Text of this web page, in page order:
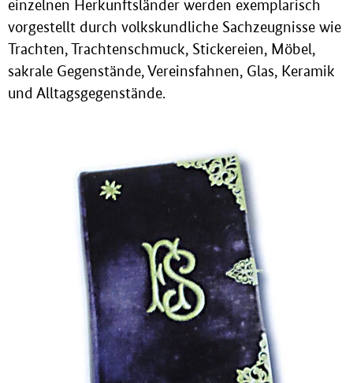
einzelnen Herkunftsländer werden exemplarisch
vorgestellt durch volkskundliche Sachzeugnisse wie
Trachten, Trachtenschmuck, Stickereien, Möbel,
sakrale Gegenstände, Vereinsfahnen, Glas, Keramik
und Alltagsgegenstände.